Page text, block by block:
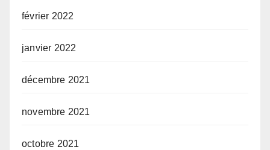
février 2022
janvier 2022
décembre 2021
novembre 2021
octobre 2021